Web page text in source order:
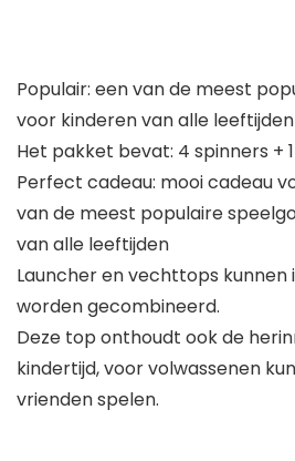
Populair: een van de meest
voor kinderen van alle leeftijden
Het pakket bevat: 4 spinners +
Perfect cadeau: mooi cadeau
van de meest populaire
van alle leeftijden
Launcher en vechttops
worden gecombineerd.
Deze top onthoudt ook de
kindertijd, voor volwassenen
vrienden spelen.